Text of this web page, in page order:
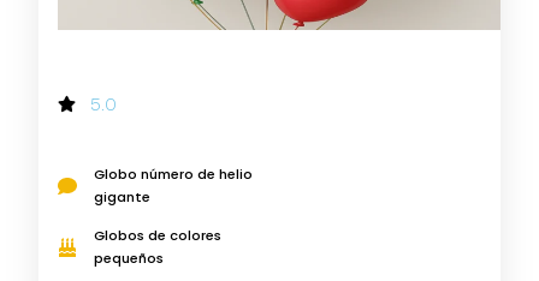
5.0
Globo número de helio
gigante
Globos de colores
pequeños